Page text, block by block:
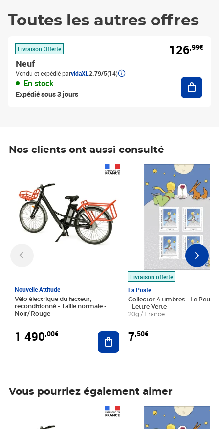
Toutes les autres offres
Livraison Offerte
Neuf
Vendu et expédié parvidaXL 2.79/5(14)
En stock
Expédié sous 3 jours
126,99€
Nos clients ont aussi consulté
Nouvelle Attitude
Vélo électrique du facteur,
reconditionné - Taille normale -
Noir/ Rouge
1 490,00€ Ajouter au panier
Livraison offerte
La Poste
Collector 4 timbres - Le Petit
- Lettre Verte
20g / France
7,50€
Prix 7,50€
Vous pourriez également aimer
Prix 7,50€